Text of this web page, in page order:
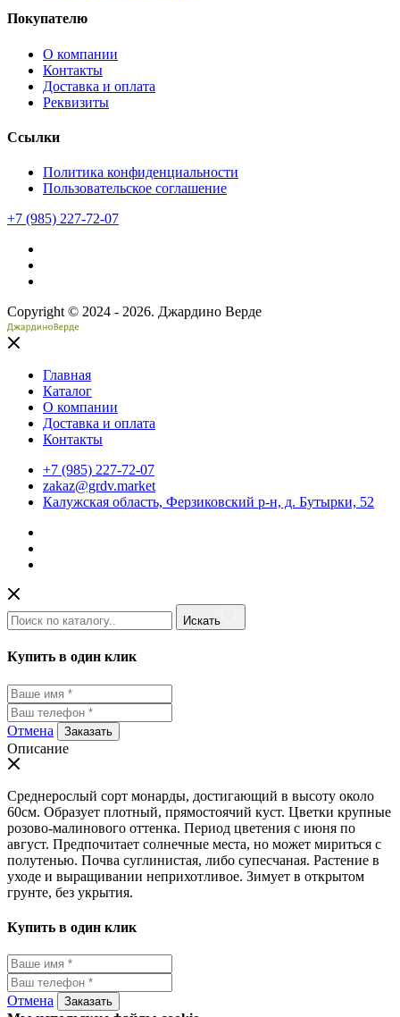
Покупателю
О компании
Контакты
Доставка и оплата
Реквизиты
Ссылки
Политика конфиденциальности
Пользовательское соглашение
+7 (985) 227-72-07
Copyright © 2024 - 2026. Джардино Верде
Главная
Каталог
О компании
Доставка и оплата
Контакты
+7 (985) 227-72-07
zakaz@grdv.market
Калужская область, Ферзиковский р-н, д. Бутырки, 52
Искать
Купить в один клик
Отмена Заказать
Описание
Среднерослый сорт монарды, достигающий в высоту около
60см. Образует плотный, прямостоячий куст. Цветки крупные
розово-малинового оттенка. Период цветения с июня по
август. Предпочитает солнечные места, но может мириться с
полутенью. Почва суглинистая, либо супесчаная. Растение в
уходе и выращивании неприхотливое. Зимует в открытом
грунте, без укрытия.
Купить в один клик
Отмена Заказать